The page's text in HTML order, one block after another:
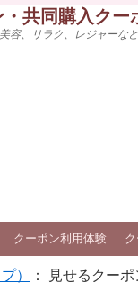
共同購入ク
容、リラク、レジャーな
クーポン利用体験
） ： 見せるクーポ